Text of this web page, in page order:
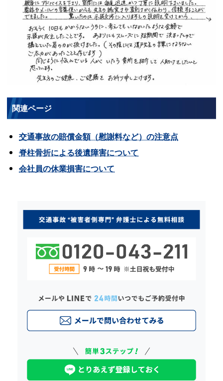
関連ページ
交通事故の賠償金額（慰謝料など）の注意点
脊柱骨折による後遺障害について
会社員の休業損害について